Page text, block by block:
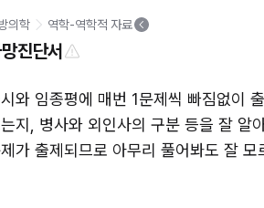
의학 역학-역학적 자료
진단서
와 임종평에 매번 1문제씩 빠짐없이
지, 병사와 외인사의 구분 등을 잘 알
가 출제되므로 아무리 풀어봐도 잘